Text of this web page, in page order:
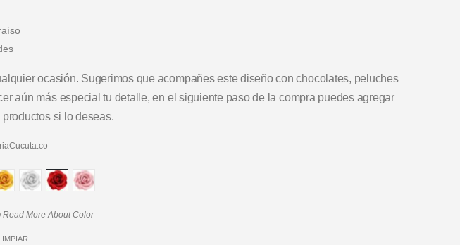
ocasión. Sugerimos que acompañes este diseño con chocolates, peluches
aún más especial tu detalle, en el siguiente paso de la compra puedes agregar
si lo deseas.
Read More AboutColor
LIMPIAR